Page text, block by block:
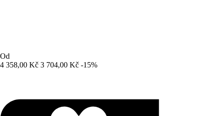
Od
4 358,00 Kč 3 704,00 Kč -15%